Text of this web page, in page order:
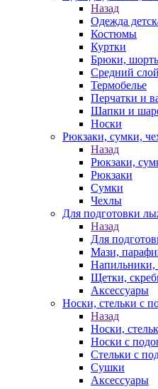
Назад
Одежда
Костюмы
Куртки
Брюки,
Средний слой
Термобелье
Перчатки и
Шапки и
Носки
Рюкзаки, сумки,
Назад
Рюкзаки,
Рюкзаки
Сумки
Чехлы
Для подготовки
Назад
Для
Мази,
Напильники,
Щетки,
Аксессуары
Носки, стельки с
Назад
Носки,
Носки с
Стельки с
Сушки
Аксессуары